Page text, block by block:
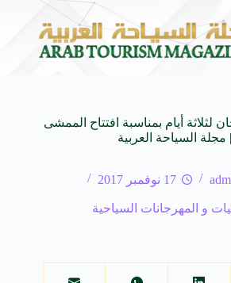
وزير الثقافة السعودي: استضافة المملكة
أيام بمناسبة افتتاح الممشى
السياحة العربية
17 نوفمبر 2017
و المهرجانات السياحية